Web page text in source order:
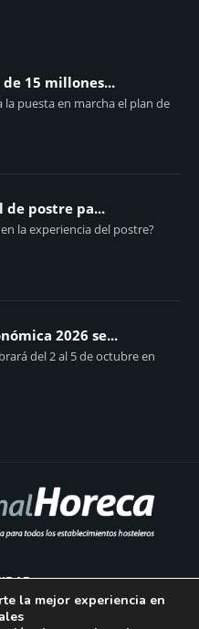
15 millones...
la puesta en marcha el plan de
postre pa...
la experiencia del postre?
2026 se...
del 2 al 5 de octubre en
la mejor experiencia en